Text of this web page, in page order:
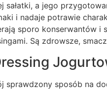
sałatki, a jego
i nadaje potrawie
sporo konserwantów i
Są zdrowsze,
sprawdzony sposób na